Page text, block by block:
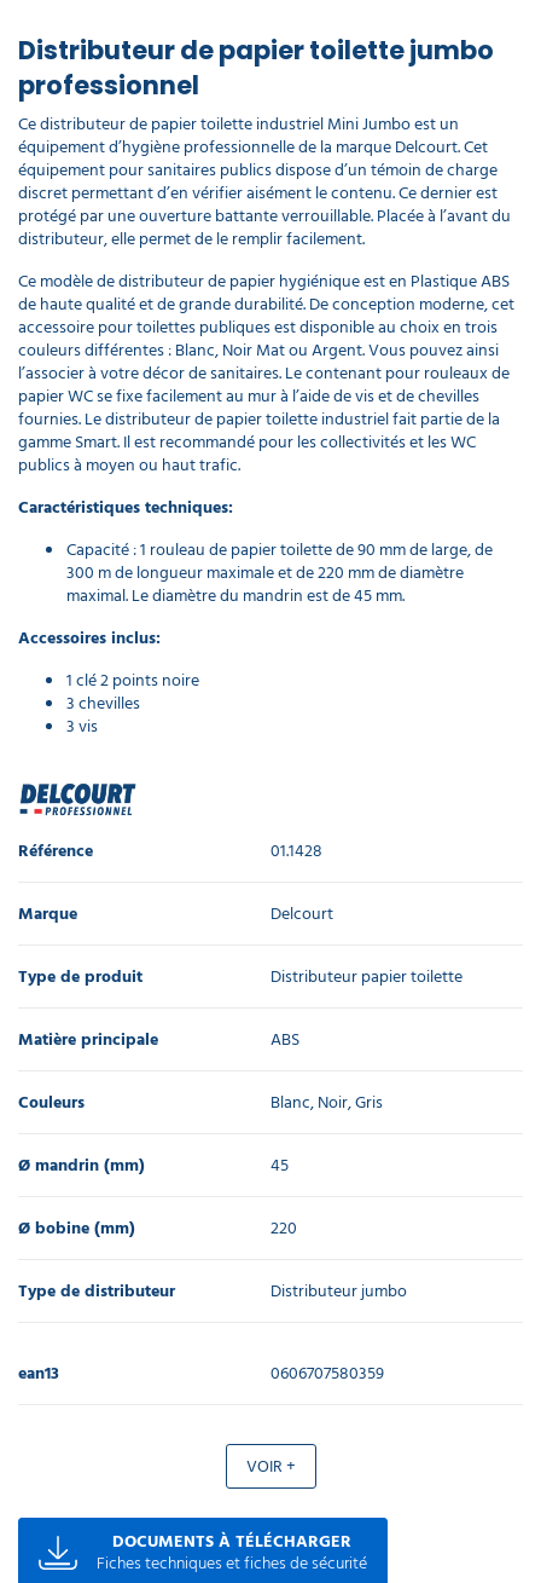
Distributeur de papier toilette jumbo
professionnel
Ce distributeur de papier toilette industriel Mini Jumbo est un
équipement d’hygiène professionnelle de la marque Delcourt. Cet
équipement pour sanitaires publics dispose d’un témoin de charge
discret permettant d’en vérifier aisément le contenu. Ce dernier est
protégé par une ouverture battante verrouillable. Placée à l’avant du
distributeur, elle permet de le remplir facilement.
Ce modèle de distributeur de papier hygiénique est en Plastique ABS
de haute qualité et de grande durabilité. De conception moderne, cet
accessoire pour toilettes publiques est disponible au choix en trois
couleurs différentes : Blanc, Noir Mat ou Argent. Vous pouvez ainsi
l’associer à votre décor de sanitaires. Le contenant pour rouleaux de
papier WC se fixe facilement au mur à l’aide de vis et de chevilles
fournies. Le distributeur de papier toilette industriel fait partie de la
gamme Smart. Il est recommandé pour les collectivités et les WC
publics à moyen ou haut trafic.
Caractéristiques techniques:
Capacité : 1 rouleau de papier toilette de 90 mm de large, de
300 m de longueur maximale et de 220 mm de diamètre
maximal. Le diamètre du mandrin est de 45 mm.
Accessoires inclus:
1 clé 2 points noire
3 chevilles
3 vis
Référence 01.1428
Marque Delcourt
Type de produit Distributeur papier toilette
Matière principale ABS
Couleurs Blanc, Noir, Gris
Ø mandrin (mm) 45
Ø bobine (mm) 220
Type de distributeur Distributeur jumbo
ean13 0606707580359
VOIR +
DOCUMENTS À TÉLÉCHARGER
Fiches techniques et fiches de sécurité